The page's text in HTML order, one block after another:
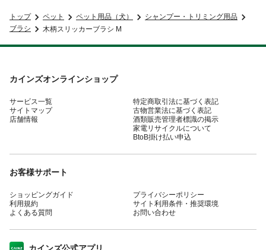
トップ ペット ペット用品（犬）
シャンプー・トリミング用品
ブラシ
木柄スリッカーブラシ M
カインズオンラインショップ
サービス一覧
サイトマップ
店舗情報
特定商取引法に基づく表記
古物営業法に基づく表記
酒類販売管理者標識の掲示
家電リサイクルについて
BtoB掛け払い申込
お客様サポート
ショッピングガイド
利用規約
よくある質問
プライバシーポリシー
サイト利用条件・推奨環境
お問い合わせ